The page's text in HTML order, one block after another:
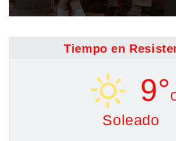
Tiempo en
9°
Soleado